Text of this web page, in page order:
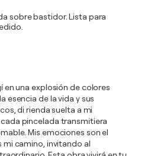
sobre bastidor. Lista para
en una explosión de colores
esencia de la vida y sus
di rienda suelta a mi
pincelada transmitiera
Mis emociones son el
camino, invitando al